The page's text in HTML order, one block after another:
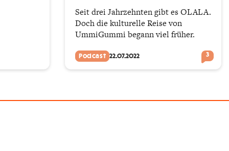
Seit drei Jahrzehnten gibt es OLALA.
Doch die kulturelle Reise von
UmmiGummi begann viel früher.
Podcast 22.07.2022 3